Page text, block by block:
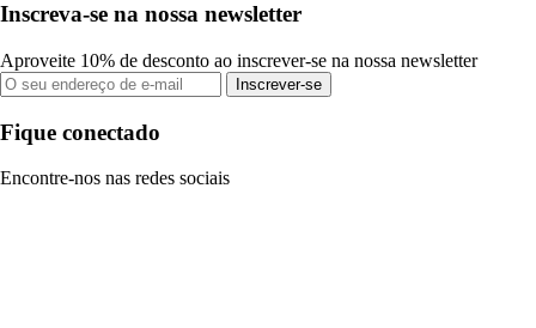
Inscreva-se na nossa newsletter
Aproveite 10% de desconto ao inscrever-se na nossa newsletter
Inscrever-se
Fique conectado
Encontre-nos nas redes sociais